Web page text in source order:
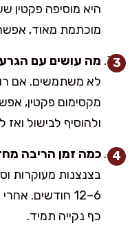
היא מוסיפה פקטין
מוכתמת מאוד,
מה עושים עם
לא משתמשים. אם
מקסימום פקטין,
ולהוסיף לבישול
כמה זמן הריבה
בצנצנות מעוקרות
כף נקייה תמיד.